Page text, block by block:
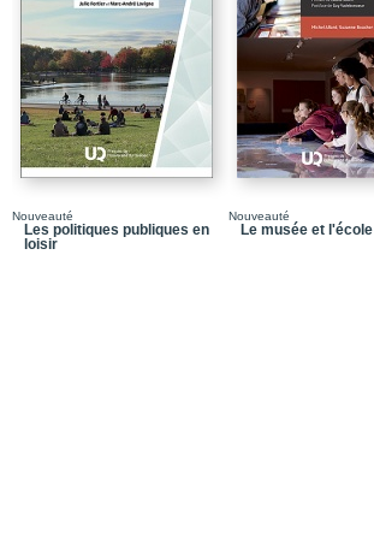
Nouveauté
Les politiques publiques en
loisir
Nouveauté
Le musée et l'école